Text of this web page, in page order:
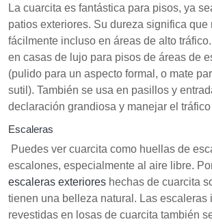
La cuarcita es fantástica para pisos, ya
patios exteriores. Su dureza significa que
fácilmente incluso en áreas de alto
en casas de lujo para pisos de áreas de
(pulido para un aspecto formal, o mate
sutil). También se usa en pasillos y
declaración grandiosa y manejar el
Escaleras
Puedes ver cuarcita como huellas de
escalones, especialmente al aire libre.
escaleras exteriores hechas de cuarcita
tienen una belleza natural. Las escaleras
revestidas en losas de cuarcita también